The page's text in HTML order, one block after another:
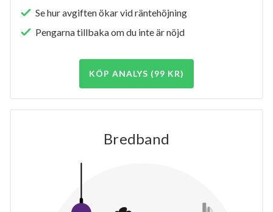
Se hur avgiften ökar vid räntehöjning
Pengarna tillbaka om du inte är nöjd
KÖP ANALYS (99 KR)
Bredband